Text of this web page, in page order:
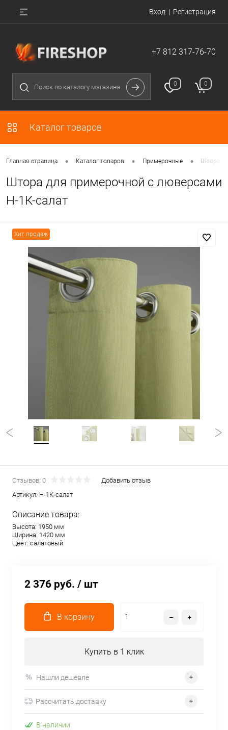
Вход Регистрация
+7 812 317-76-70
0 0
Каталог товаров
Главная страница • Каталог товаров • Примерочные • Штора
Штора для примерочной с люверсами
Н-1К-салат
Хит продаж
Отзывов: 0
Добавить отзыв
Артикул: Н-1К-салат
Описание товара:
Высота: 1950 мм
Ширина: 1420 мм
Цвет: салатовый
2 376 руб. / шт
В корзину
Купить в 1 клик
Нашли дешевле
Рассчитать доставку
В наличии